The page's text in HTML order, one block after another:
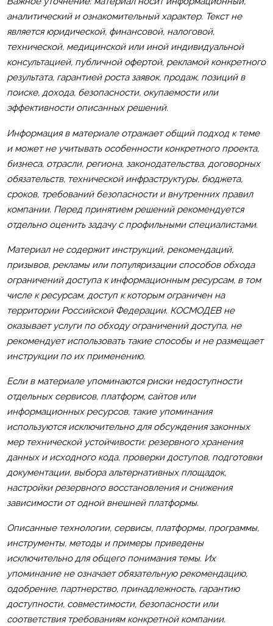
аналитический и ознакомительный характер. Текст не
является юридической, финансовой, налоговой,
технической, медицинской или иной индивидуальной
консультацией, публичной офертой, рекламой конкретного
результата, гарантией роста заявок, продаж, позиций в
поиске, дохода, безопасности, окупаемости или
эффективности описанных решений.
Информация в материале отражает общий подход к теме
и может не учитывать особенности конкретного проекта,
бизнеса, отрасли, региона, законодательства, договорных
обязательств, технической инфраструктуры, бюджета,
сроков, требований безопасности и внутренних правил
компании. Перед принятием решений рекомендуется
отдельно оценить задачу с профильными специалистами.
Материал не содержит инструкций, рекомендаций,
призывов, рекламы или популяризации способов обхода
ограничений доступа к информационным ресурсам, в том
числе к ресурсам, доступ к которым ограничен на
территории Российской Федерации. КОСМОДЕВ не
оказывает услуги по обходу ограничений доступа, не
рекомендует использовать такие способы и не размещает
инструкции по их применению.
Если в материале упоминаются риски недоступности
отдельных сервисов, платформ, сайтов или
информационных ресурсов, такие упоминания
используются исключительно для обсуждения законных
мер технической устойчивости: резервного хранения
данных и исходного кода, проверки доступов, подготовки
документации, выбора альтернативных площадок,
настройки резервного восстановления и снижения
зависимости от одной внешней платформы.
Описанные технологии, сервисы, платформы, программы,
инструменты, методы и примеры приведены
исключительно для общего понимания темы. Их
упоминание не означает обязательную рекомендацию,
одобрение, партнерство, принадлежность, гарантию
доступности, совместимости, безопасности или
соответствия требованиям конкретной компании.